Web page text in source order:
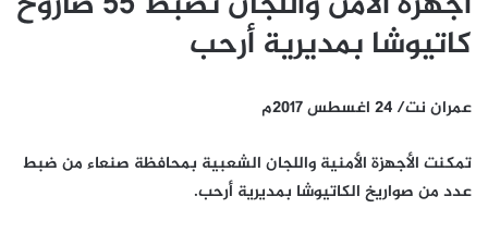
كاتيوشا بمديرية أرحب
عمران نت/ 24 اغسطس 2017م
تمكنت الأجهزة الأمنية واللجان الشعبية بمحافظة صنعاء من ضبط
عدد من صواريخ الكاتيوشا بمديرية أرحب.